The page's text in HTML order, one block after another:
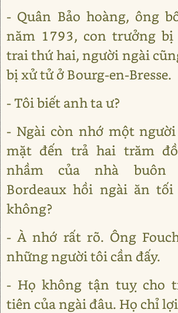
- Quân Bảo hoàng, ông
năm 1793, con trưởng bị
trai thứ hai, người ngài
bị xử tử ở Bourg-en-Bresse.
- Tôi biết anh ta ư?
- Ngài còn nhớ một
mặt đến trả hai trăm
nhầm của nhà buôn
Bordeaux hồi ngài ăn
không?
- À nhớ rất rõ. Ông
những người tôi cần đấy.
- Họ không tận tuỵ cho
tiên của ngài đâu. Họ chỉ